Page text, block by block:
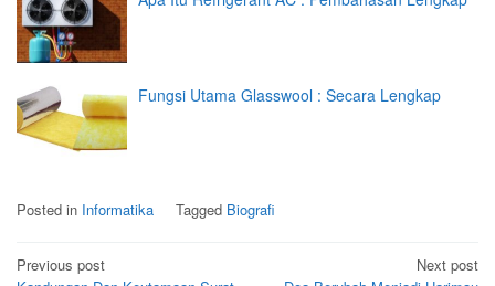
Fungsi Utama Glasswool : Secara Lengkap
Posted in Informatika Tagged Biografi
Post
Previous post
Next post